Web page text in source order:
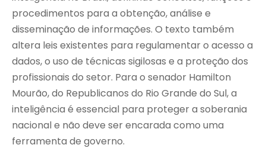
procedimentos para a obtenção, análise e
disseminação de informações. O texto também
altera leis existentes para regulamentar o acesso a
dados, o uso de técnicas sigilosas e a proteção dos
profissionais do setor. Para o senador Hamilton
Mourão, do Republicanos do Rio Grande do Sul, a
inteligência é essencial para proteger a soberania
nacional e não deve ser encarada como uma
ferramenta de governo.